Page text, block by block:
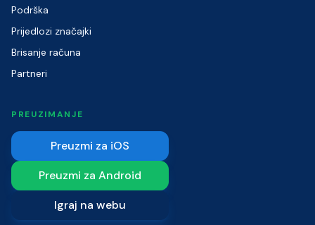
Podrška
Prijedlozi značajki
Brisanje računa
Partneri
PREUZIMANJE
Preuzmi za iOS
Preuzmi za Android
Igraj na webu